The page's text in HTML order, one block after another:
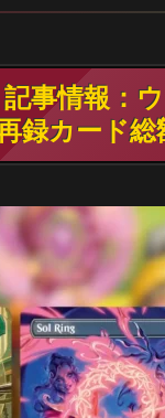
記事情報：
カード総